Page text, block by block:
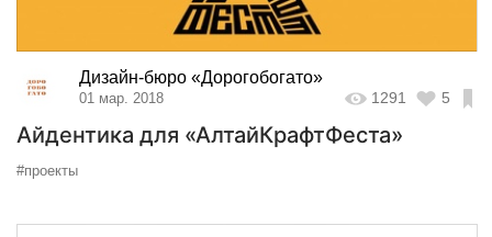
Дизайн-бюро «Дорогобогато»
01 мар. 2018 1291 5
Айдентика для «АлтайКрафтФеста»
#проекты